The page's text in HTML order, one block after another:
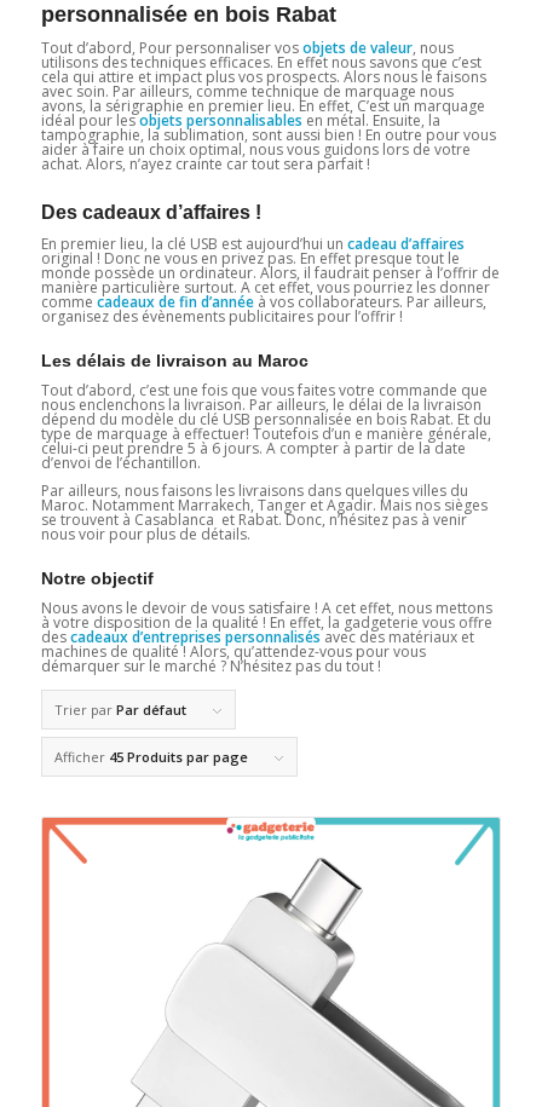
personnalisée en bois Rabat
Tout d’abord, Pour personnaliser vosobjets de valeur, nous
utilisons des techniques efficaces. En effet nous savons que c’est
cela qui attire et impact plus vos prospects. Alors nous le faisons
avec soin. Par ailleurs, comme technique de marquage nous
avons, la sérigraphie en premier lieu. En effet, C’est un marquage
idéal pour lesobjets personnalisables en métal. Ensuite, la
tampographie, la sublimation, sont aussi bien ! En outre pour vous
aider à faire un choix optimal, nous vous guidons lors de votre
achat. Alors, n’ayez crainte car tout sera parfait !
Des cadeaux d’affaires !
En premier lieu, la clé USB est aujourd’hui un cadeau d’affaires
original ! Donc ne vous en privez pas. En effet presque tout le
monde possède un ordinateur. Alors, il faudrait penser à l’offrir de
manière particulière surtout. A cet effet, vous pourriez les donner
comme cadeaux de fin d’annéeà vos collaborateurs. Par ailleurs,
organisez des évènements publicitaires pour l’offrir !
Les délais de livraison au Maroc
Tout d’abord, c’est une fois que vous faites votre commande que
nous enclenchons la livraison. Par ailleurs, le délai de la livraison
dépend du modèle du clé USB personnalisée en bois Rabat. Et du
type de marquage à effectuer! Toutefois d’un e manière générale,
celui-ci peut prendre 5 à 6 jours. A compter à partir de la date
d’envoi de l’échantillon.
Par ailleurs, nous faisons les livraisons dans quelques villes du
Maroc. Notamment Marrakech, Tanger et Agadir. Mais nos sièges
se trouvent à Casablanca et Rabat. Donc, n’hésitez pas à venir
nous voir pour plus de détails.
Notre objectif
Nous avons le devoir de vous satisfaire ! A cet effet, nous mettons
à votre disposition de la qualité ! En effet, la gadgeterie vous offre
descadeaux d’entreprises personnalisésavec des matériaux et
machines de qualité ! Alors, qu’attendez-vous pour vous
démarquer sur le marché ? N’hésitez pas du tout !
Trier par Par défaut
Afficher 45 Produits par page